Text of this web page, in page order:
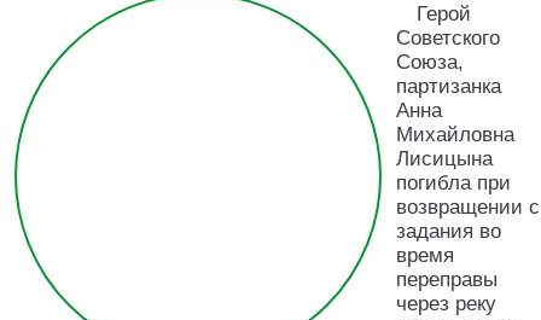
Герой
Советского
Союза,
партизанка
Анна
Михайловна
Лисицына
погибла при
возвращении c
задания во
время
переправы
через реку